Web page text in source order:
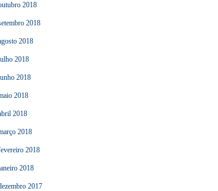
2018
2018
2018
2018
2018
2018
2018
2018
2018
2018
2017